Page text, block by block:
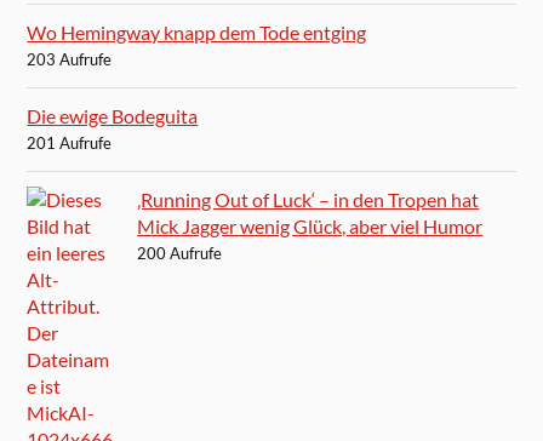
Wo Hemingway knapp dem Tode entging
203 Aufrufe
Die ewige Bodeguita
201 Aufrufe
‚Running Out of Luck‘ – in den Tropen hat
Mick Jagger wenig Glück, aber viel Humor
200 Aufrufe